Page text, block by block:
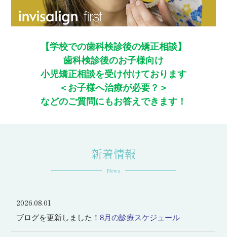
【学校での歯科検診後の矯正相談】
歯科検診後のお子様向け
小児矯正相談を受け付けております
＜お子様へ治療が必要？＞
などのご質問にもお答えできます！
新着情報
News
2026.08.01
ブログを更新しました！8月の診療スケジュール